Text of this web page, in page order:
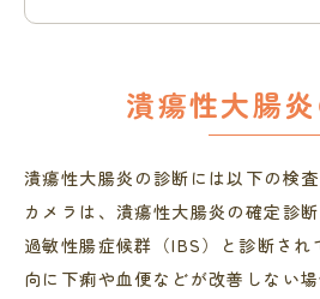
潰瘍性大腸
潰瘍性大腸炎の診断には以下の検
カメラは、潰瘍性大腸炎の確定診
過敏性腸症候群（IBS）と診断され
向に下痢や血便などが改善しない